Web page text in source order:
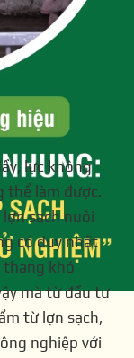
lực không
thể làm được.
sạch nuôi
có duy nhất
thang khó
mà từ đầu tư
từ lợn sạch,
nghiệp với